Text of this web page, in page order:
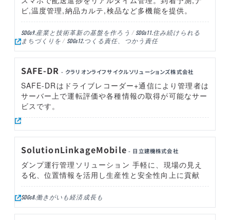
ビ,温度管理,納品カルテ,検品など多機能を提供。
SDGs9.産業と技術革新の基盤を作ろう SDGs11.住み続けられる
まちづくりを
SDGs12.つくる責任、つかう責任
SAFE-DR - クラリオンライフサイクルソリューションズ株式会社
SAFE-DRはドライブレコーダー+通信により管理者は
サーバー上で運転評価や各種情報の取得が可能なサー
ビスです。
SolutionLinkageMobile - 日立建機株式会社
ダンプ運行管理ソリューション 手軽に、現場の見え
る化、位置情報を活用し生産性と安全性向上に貢献
SDGs8.働きがいも経済成長も